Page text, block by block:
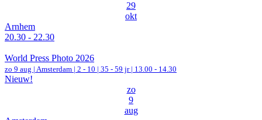
29
okt
Arnhem
20.30 - 22.30
World Press Photo 2026
zo 9 aug | Amsterdam | 2 - 10 | 35 - 59 jr | 13.00 - 14.30
Nieuw!
zo
9
aug